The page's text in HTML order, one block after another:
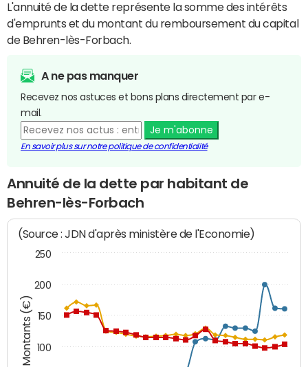
L'annuité de la dette représente la somme des intérêts
d'emprunts et du montant du remboursement du capital
de Behren-lès-Forbach.
A ne pas manquer
Recevez nos astuces et bons plans directement par e-
mail.
Je m'abonne
En savoir plus sur notre politique de confidentialité
Annuité de la dette par habitant de
Behren-lès-Forbach
Montants (€)
(Source : JDN d'après ministère de l'Economie)
100
150
200
250